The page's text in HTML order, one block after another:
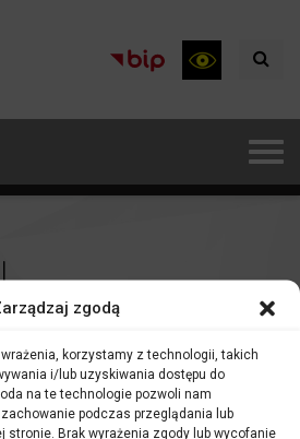
zgodą
korzystamy z technologii, takich
i/lub uzyskiwania dostępu do
na te technologie pozwoli nam
podczas przeglądania lub
stronie. Brak wyrażenia zgody lub wycofanie